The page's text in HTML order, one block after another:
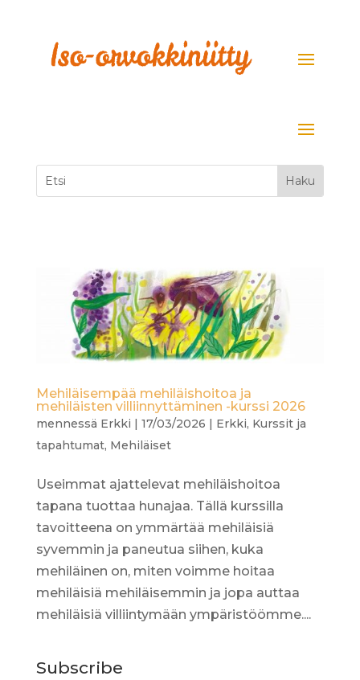
Mehiläisempää mehiläishoitoa ja
mehiläisten villiinnyttäminen -kurssi 2026
mennessä Erkki 17/03/2026 Erkki, Kurssit ja
tapahtumat, Mehiläiset
Useimmat ajattelevat mehiläishoitoa
tapana tuottaa hunajaa. Tällä kurssilla
tavoitteena on ymmärtää mehiläisiä
syvemmin ja paneutua siihen, kuka
mehiläinen on, miten voimme hoitaa
mehiläisiä mehiläisemmin ja jopa auttaa
mehiläisiä villiintymään ympäristöömme....
Subscribe